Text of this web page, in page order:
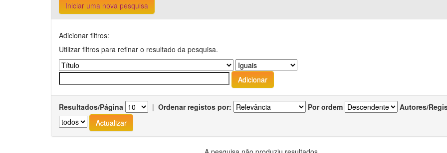
Iniciar uma nova pesquisa
Adicionar filtros:
Utilizar filtros para refinar o resultado da pesquisa.
Resultados/Página | Ordenar registos por: Por ordem Autores/